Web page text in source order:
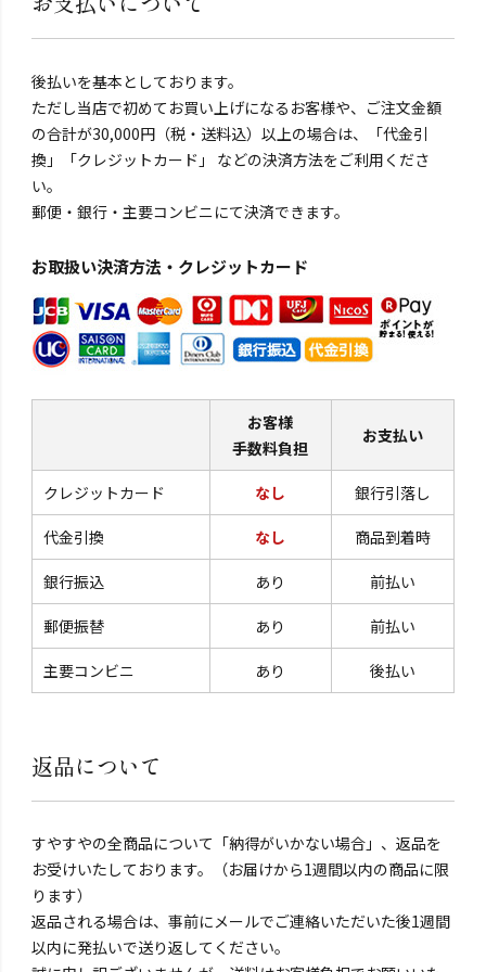
後払いを基本としております。
ただし当店で初めてお買い上げになるお客様や、ご注文金額
の合計が30,000円（税・送料込）以上の場合は、「代金引
換」「クレジットカード」 などの決済方法をご利用くださ
い。
郵便・銀行・主要コンビニにて決済できます。
お取扱い決済方法・クレジットカード
お客様
手数料負担
お支払い
クレジットカード なし 銀行引落し
代金引換 なし 商品到着時
銀行振込 あり 前払い
郵便振替 あり 前払い
主要コンビニ あり 後払い
返品について
すやすやの全商品について「納得がいかない場合」、返品を
お受けいたしております。（お届けから1週間以内の商品に限
ります）
返品される場合は、事前にメールでご連絡いただいた後1週間
以内に発払いで送り返してください。